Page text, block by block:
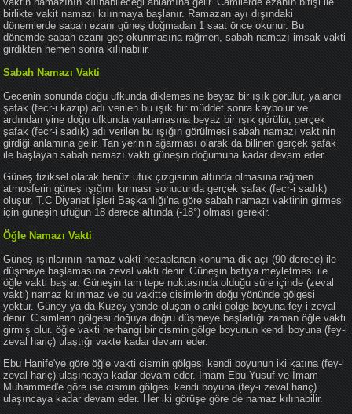
birlikte vakit namazı kılınmaya başlanır. Ramazan ayı dışındaki
dönemlerde sabah ezanı güneş doğmadan 1 saat önce okunur. Bu
dönemde sabah ezanı geç okunmasına rağmen, sabah namazı imsak vakti
girdikten hemen sonra kılınabilir.
Sabah Namazı Vakti
Gecenin sonunda doğu ufkunda diklemesine beyaz bir ışık görülür, yalancı
şafak (fecr-i kazip) adı verilen bu ışık bir müddet sonra kaybolur ve
ardından yine doğu ufkunda yanlamasına beyaz bir ışık görülür, gerçek
şafak (fecr-i sadık) adı verilen bu ışığın görülmesi sabah namazı vaktinin
girdiği anlamına gelir. Tan yerinin ağarması olarak da bilinen gerçek şafak
ile başlayan sabah namazı vakti güneşin doğumuna kadar devam eder.
Güneş fiziksel olarak henüz ufuk çizgisinin altında olmasına rağmen
atmosferin güneş ışığını kırması sonucunda gerçek şafak (fecr-i sadık)
oluşur. T.C Diyanet İşleri Başkanlığı'na göre sabah namazı vaktinin girmesi
için güneşin ufuğun 18 derece altında (-18°) olması gerekir.
Öğle Namazı Vakti
Güneş ışınlarının namaz vakti hesaplanan konuma dik açı (90 derece) ile
düşmeye başlamasına zeval vakti denir. Güneşin batıya meyletmesi ile
öğle vakti başlar. Güneşin tam tepe noktasında olduğu süre içinde (zeval
vakti) namaz kılınmaz ve bu vakitte cisimlerin doğu yönünde gölgesi
yoktur. Güney ya da Kuzey yönde oluşan o anki gölge boyuna fey-i zeval
denir. Cisimlerin gölgesi doğuya doğru düşmeye başladığı zaman öğle vakti
girmiş olur. öğle vakti herhangi bir cismin gölge boyunun kendi boyuna (fey-i
zeval hariç) ulaştığı vakte kadar devam eder.
Ebu Hanife'ye göre öğle vakti cismin gölgesi kendi boyunun iki katına (fey-i
zeval hariç) ulaşıncaya kadar devam eder. İmam Ebu Yusuf ve İmam
Muhammed'e göre ise cismin gölgesi kendi boyuna (fey-i zeval hariç)
ulaşıncaya kadar devam eder. Her iki görüşe göre de namaz kılınabilir.